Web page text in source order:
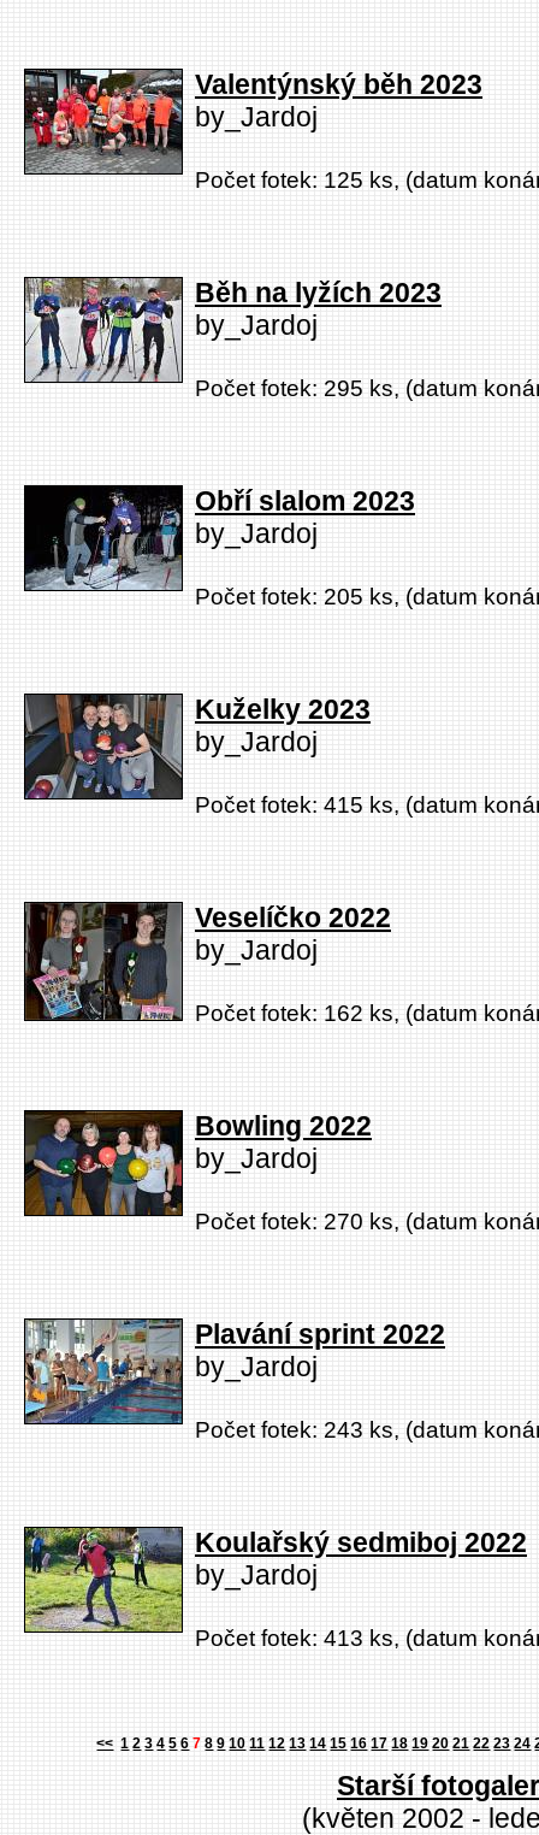
Valentýnský běh 2023
by_Jardoj
Počet fotek: 125 ks, (datum
Běh na lyžích 2023
by_Jardoj
Počet fotek: 295 ks, (datum
Obří slalom 2023
by_Jardoj
Počet fotek: 205 ks, (datum
Kuželky 2023
by_Jardoj
Počet fotek: 415 ks, (datum
Veselíčko 2022
by_Jardoj
Počet fotek: 162 ks, (datum
Bowling 2022
by_Jardoj
Počet fotek: 270 ks, (datum
Plavání sprint 2022
by_Jardoj
Počet fotek: 243 ks, (datum
Koulařský sedmiboj 2022
by_Jardoj
Počet fotek: 413 ks, (datum
<< 1 2 3 4 5 6 7 8 9 10 11 12 13 14 15 16 17 18 19 20 21 22 23 24
Starší
(květen 2002 -